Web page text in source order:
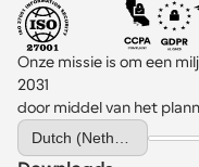
Onze missie is om een
2031
door middel van het
Select Language